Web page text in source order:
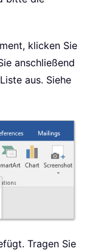
klicken Sie
anschließend
aus. Siehe
Tragen Sie